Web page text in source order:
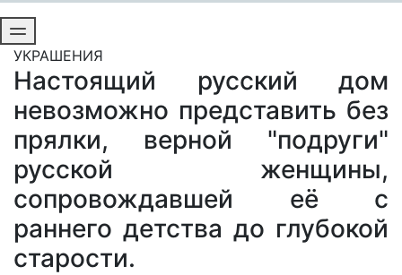
УКРАШЕНИЯ
Настоящий русский дом
невозможно представить без
прялки, верной "подруги"
русской женщины,
сопровождавшей её с
раннего детства до глубокой
старости.